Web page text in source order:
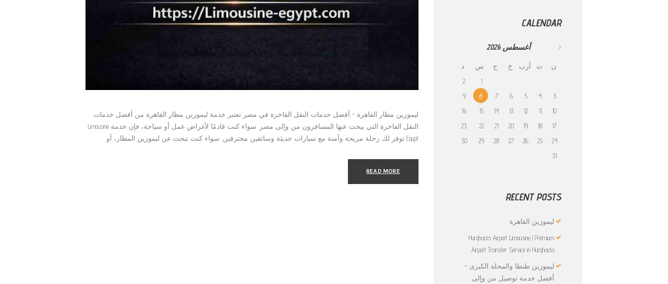
ليموزين مطار القاهرة – أفضل خدمات النقل الفاخرة في مصر تعتبر خدمة ليموزين مطار القاهرة من أفضل خدمات
النقل الفاخرة التي يبحث عنها المسافرون من وإلى مصر. سواء كنت قادمًا لأغراض عمل أو سياحة، فإن خدمة Limousine
Egypt توفر لك رحلة مريحة وآمنة مع سيارات حديثة وسائقين محترفين. سواء كنت تبحث عن ليموزين المطار، أو
READ MORE
CALENDAR
أغسطس2026
ن ث أرب خ ج س
د
1
2
3
4
5
6
7
8
9
10
11
12
13
14
15
16
17
18
19
20
21
22
23
24
25
26
27
28
29
30
31
RECENT POSTS
ليموزين القاهرة
Hurghada Airport Limousine | Premium
Airport Transfer Service in Hurghada
ليموزين طنطا والمحلة الكبرى –
أفضل خدمة توصيل من وإلى